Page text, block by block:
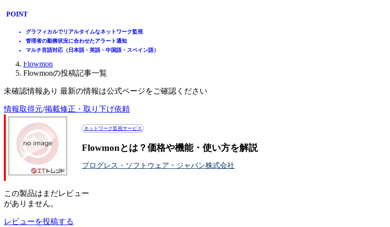
動画で学ぶ
IT製品比較TOP
監視
ネットワーク監視サービス
Flowmon
Flowmonの投稿記事一覧
未確認情報あり 最新の情報は公式ページをご確認ください
情報取得元/掲載修正・取り下げ依頼
ネットワーク監視サービス
Flowmonとは？価格や機能・使い方を解説
プログレス・ソフトウェア・ジャパン株式会社
この製品はまだレビュー
がありません。
レビューを投稿する
POINT
グラフィカルでリアルタイムなネットワーク監視
管理者の勤務状況に合わせたアラート通知
マルチ言語対応（日本語・英語・中国語・スペイン語）